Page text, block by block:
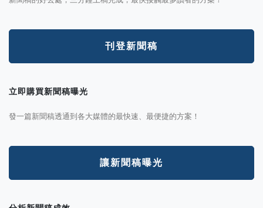
刊登新聞稿
立即購買新聞稿曝光
發一篇新聞稿透通到各大媒體的最快速、最便捷的方案！
讓新聞稿曝光